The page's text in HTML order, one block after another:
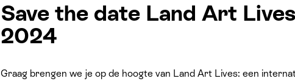
Save the date Land Art
2024
Graag brengen we je op de hoogte van Land Art Lives: een